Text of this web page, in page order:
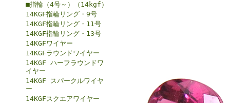
■指輪（4号～）（14kgf）
14KGF指輪リング・9号
14KGF指輪リング・11号
14KGF指輪リング・13号
14KGFワイヤー
14KGFラウンドワイヤー
14KGF ハーフラウンドワ
イヤー
14KGF スパークルワイヤ
ー
14KGFスクエアワイヤー